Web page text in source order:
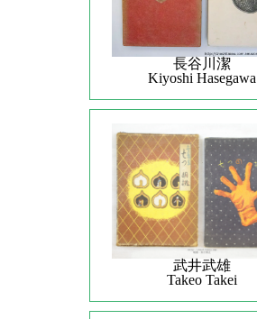
長谷川潔
Kiyoshi Hasegawa
武井武雄
Takeo Takei